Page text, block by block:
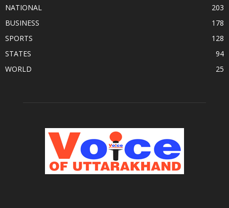
NATIONAL
203
BUSINESS
178
SPORTS
128
STATES
94
WORLD
25